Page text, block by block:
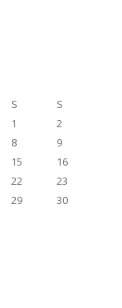
S S
1
2
8
9
15
16
22
23
29
30